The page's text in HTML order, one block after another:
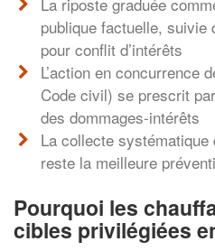
publique factuelle, suivie
pour conflit d’intérêts
L’action en concurrence
Code civil) se prescrit
des dommages-intérêts
La collecte systématique
reste la meilleure
Pourquoi les
cibles privilégiées